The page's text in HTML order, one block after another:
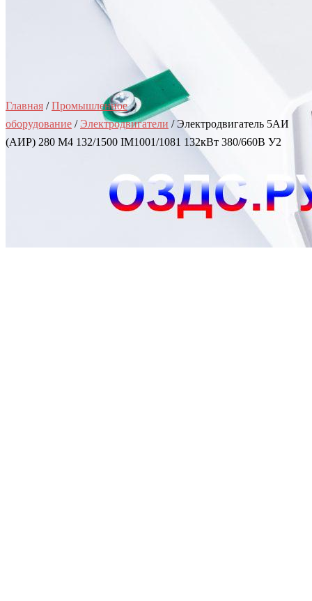
Главная /Промышленное
оборудование / Электродвигатели / Электродвигатель 5АИ
(АИР) 280 M4 132/1500 IM1001/1081 132кВт 380/660В У2